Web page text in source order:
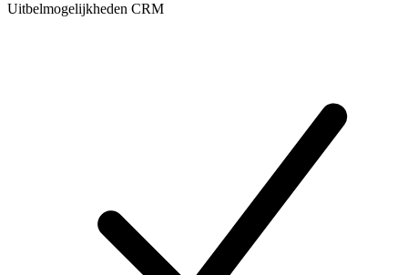
Uitbelmogelijkheden CRM